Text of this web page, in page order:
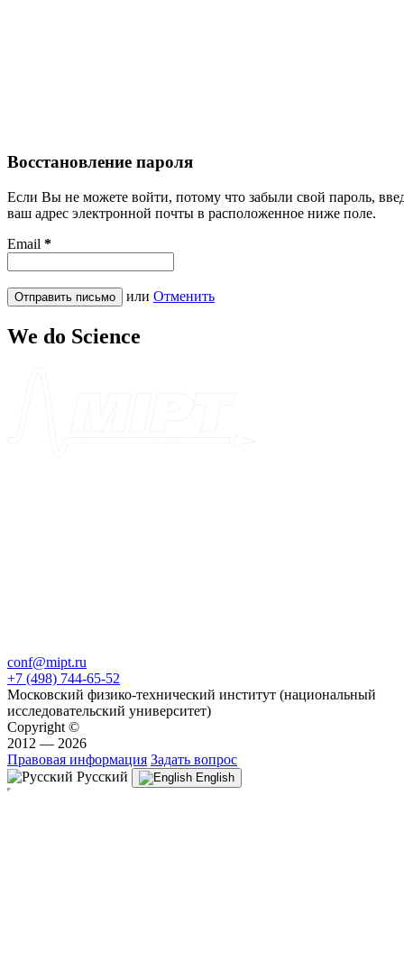
Восстановление пароля
Если Вы не можете войти, потому что забыли свой пароль,
ваш адрес электронной почты в расположенное ниже поле.
Email *
Отправить письмо или Отменить
We do Science
conf@mipt.ru
+7 (498) 744-65-52
Московский физико-технический институт (национальный
исследовательский университет)
Copyright ©
2012 — 2026
Правовая информация Задать вопрос
Русский
English